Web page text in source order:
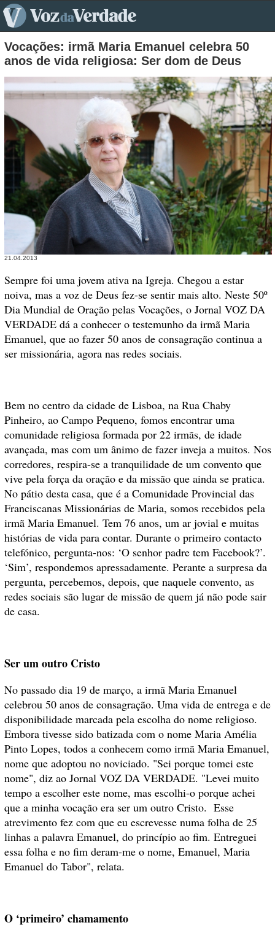
Vocações: irmã Maria Emanuel celebra 50
anos de vida religiosa: Ser dom de Deus
21.04.2013
Sempre foi uma jovem ativa na Igreja. Chegou a estar
noiva, mas a voz de Deus fez-se sentir mais alto. Neste 50º
Dia Mundial de Oração pelas Vocações, o Jornal VOZ DA
VERDADE dá a conhecer o testemunho da irmã Maria
Emanuel, que ao fazer 50 anos de consagração continua a
ser missionária, agora nas redes sociais.
Bem no centro da cidade de Lisboa, na Rua Chaby
Pinheiro, ao Campo Pequeno, fomos encontrar uma
comunidade religiosa formada por 22 irmãs, de idade
avançada, mas com um ânimo de fazer inveja a muitos. Nos
corredores, respira-se a tranquilidade de um convento que
vive pela força da oração e da missão que ainda se pratica.
No pátio desta casa, que é a Comunidade Provincial das
Franciscanas Missionárias de Maria, somos recebidos pela
irmã Maria Emanuel. Tem 76 anos, um ar jovial e muitas
histórias de vida para contar. Durante o primeiro contacto
telefónico, pergunta-nos: ‘O senhor padre tem Facebook?’.
‘Sim’, respondemos apressadamente. Perante a surpresa da
pergunta, percebemos, depois, que naquele convento, as
redes sociais são lugar de missão de quem já não pode sair
de casa.
Ser um outro Cristo
No passado dia 19 de março, a irmã Maria Emanuel
celebrou 50 anos de consagração. Uma vida de entrega e de
disponibilidade marcada pela escolha do nome religioso.
Embora tivesse sido batizada com o nome Maria Amélia
Pinto Lopes, todos a conhecem como irmã Maria Emanuel,
nome que adoptou no noviciado. "Sei porque tomei este
nome", diz ao Jornal VOZ DA VERDADE. "Levei muito
tempo a escolher este nome, mas escolhi-o porque achei
que a minha vocação era ser um outro Cristo. Esse
atrevimento fez com que eu escrevesse numa folha de 25
linhas a palavra Emanuel, do princípio ao fim. Entreguei
essa folha e no fim deram-me o nome, Emanuel, Maria
Emanuel do Tabor", relata.
O ‘primeiro’ chamamento